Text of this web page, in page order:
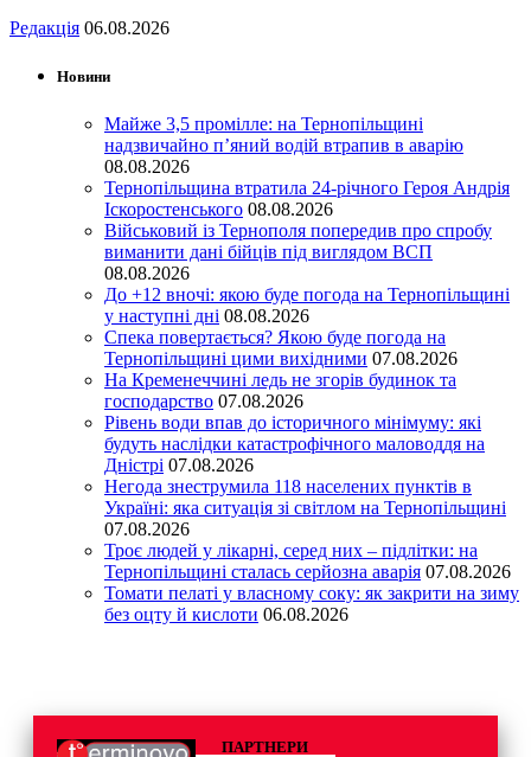
Редакція 06.08.2026
Новини
Майже 3,5 промілле: на Тернопільщині
надзвичайно п’яний водій втрапив в аварію
08.08.2026
Тернопільщина втратила 24-річного Героя Андрія
Іскоростенського 08.08.2026
Військовий із Тернополя попередив про спробу
виманити дані бійців під виглядом ВСП
08.08.2026
До +12 вночі: якою буде погода на Тернопільщині
у наступні дні 08.08.2026
Спека повертається? Якою буде погода на
Тернопільщині цими вихідними 07.08.2026
На Кременеччині ледь не згорів будинок та
господарство 07.08.2026
Рівень води впав до історичного мінімуму: які
будуть наслідки катастрофічного маловоддя на
Дністрі 07.08.2026
Негода знеструмила 118 населених пунктів в
Україні: яка ситуація зі світлом на Тернопільщині
07.08.2026
Троє людей у лікарні, серед них – підлітки: на
Тернопільщині сталась серйозна аварія 07.08.2026
Томати пелаті у власному соку: як закрити на зиму
без оцту й кислоти 06.08.2026
ПАРТНЕРИ